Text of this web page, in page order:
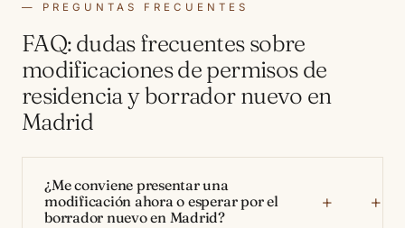
PREGUNTAS FRECUENTES
FAQ: dudas frecuentes sobre
modificaciones de permisos de
residencia y borrador nuevo en
Madrid
¿Me conviene presentar una
modificación ahora o esperar por el
borrador nuevo en Madrid?